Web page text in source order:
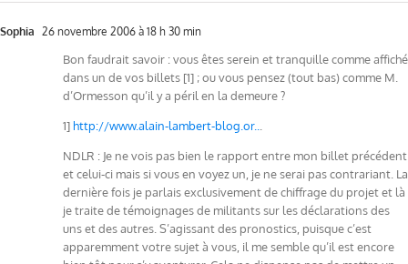
Sophia 26 novembre 2006 à 18 h 30 min
Bon faudrait savoir : vous êtes serein et tranquille comme affiché
dans un de vos billets [1] ; ou vous pensez (tout bas) comme M.
d’Ormesson qu’il y a péril en la demeure ?
1] http://www.alain-lambert-blog.or..
NDLR : Je ne vois pas bien le rapport entre mon billet précédent
et celui-ci mais si vous en voyez un, je ne serai pas contrariant. La
dernière fois je parlais exclusivement de chiffrage du projet et là
je traite de témoignages de militants sur les déclarations des
uns et des autres. S’agissant des pronostics, puisque c’est
apparemment votre sujet à vous, il me semble qu’il est encore